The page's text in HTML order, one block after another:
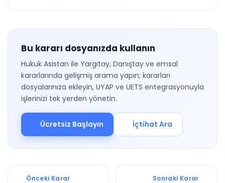
Bu kararı dosyanızda kullanın
Hukuk Asistan ile Yargıtay, Danıştay ve emsal
kararlarında gelişmiş arama yapın; kararları
dosyalarınıza ekleyin, UYAP ve UETS entegrasyonuyla
işlerinizi tek yerden yönetin.
Ücretsiz Başlayın İçtihat Ara
Önceki Karar Sonraki Karar